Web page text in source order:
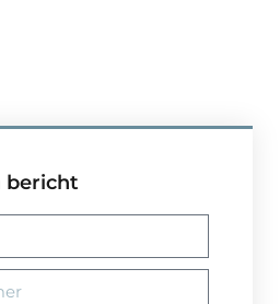
bericht